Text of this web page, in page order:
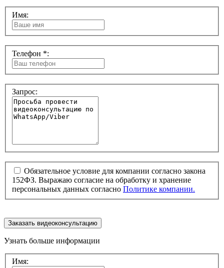
Имя:
Телефон *:
Запрос:
Обязательное условие для компании согласно закона
152ФЗ. Выражаю согласие на обработку и хранение
персональных данных согласно Политике компании.
Заказать видеоконсультацию
Узнать больше информации
Имя: